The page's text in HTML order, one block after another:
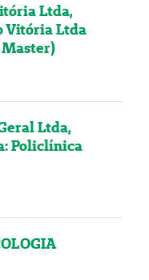
Ltda,
Vitória Ltda
Ltda,
Policlínica